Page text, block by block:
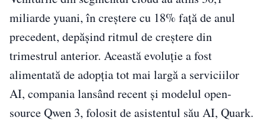
miliarde yuani, în creștere cu 18% față de anul
precedent, depășind ritmul de creștere din
trimestrul anterior. Această evoluție a fost
alimentată de adopția tot mai largă a serviciilor
AI, compania lansând recent și modelul open-
source Qwen 3, folosit de asistentul său AI, Quark.